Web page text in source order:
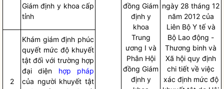
Giám định y khoa cấp
tỉnh
đồng Giám
địnhy
khoa
Trung
ương I và
Phân Hội
đồng Giám
định y
ngày 28 tháng 12
năm 2012 của
Liên Bộ Y tế và
Bộ Lao động -
Thương binh và
Xã hội quy định
chi tiết về việc
xác định mức độ
2
Khám giám định phúc
quyết mức độ khuyết
tật đối với trường hợp
đại diện hợp pháp
của người khuyết tật